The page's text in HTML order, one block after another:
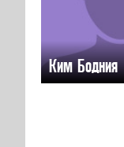
Ким Бодния